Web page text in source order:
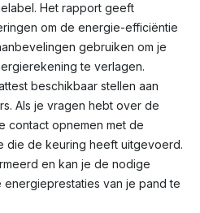
Het rapport geeft
om de energie-efficiëntie
gebruiken om je
te verlagen.
beschikbaar stellen aan
Als je vragen hebt over de
contact opnemen met de
die de keuring heeft uitgevoerd.
en kan je de nodige
van je pand te